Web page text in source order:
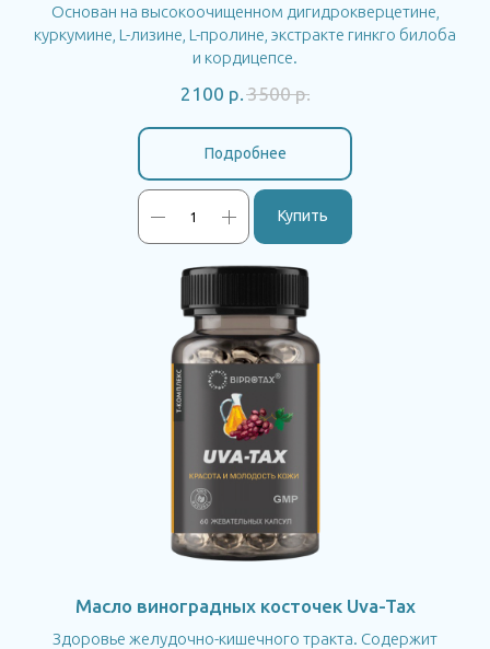
Основан на высокоочищенном дигидрокверцетине,
куркумине, L-лизине, L-пролине, экстракте гинкго билоба
и кордицепсе.
2100 р. 3500 р.
Подробнее
Купить
Масло виноградных косточек Uva-Tax
Здоровье желудочно-кишечного тракта. Содержит